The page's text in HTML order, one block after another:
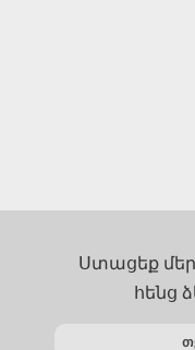
Ստացեք մեր
հենց